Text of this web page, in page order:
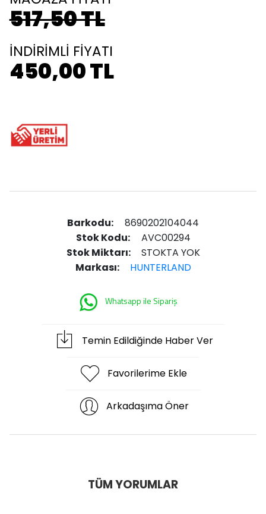
517,50 TL
İNDİRİMLİ FİYATI
450,00 TL
Barkodu:
8690202104044
Stok Kodu:
AVC00294
Stok Miktarı:
STOKTA YOK
Markası:
HUNTERLAND
Whatsapp ile Sipariş
Temin Edildiğinde Haber Ver
Favorilerime Ekle
Arkadaşıma Öner
TÜM YORUMLAR